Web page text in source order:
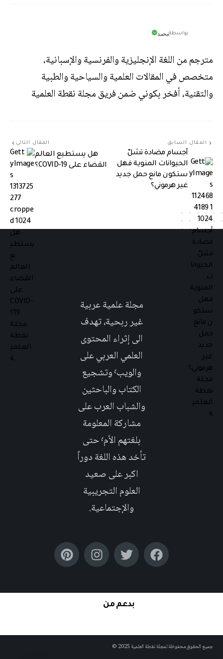
بواسطةمحمد
مترجم من اللغة الإنجليزية والفرنسية والإسبانية،
متخصص في المقالات العلمية والسياحية والطبية
والتقنية، أفخر بكوني ضمن فريق مجلة نقطة العلمية
المقال السابق
أجسام مضادة تشلّ
الحيوانات المنوية فهل
ستكون مانع حمل جديد
غير هرموني؟
المقال التالي
هل يستطيع العالم
القضاء على COVID-19؟
مجلة علمية عربية
غير ربحية، تهدف
الى إثراء المحتوى
العلمي العربي على
والويب٬ وتشجيع
الكتاب والباحثين
والشباب العرب على
مشاركة المعلومة
بلغتهم الأم٬ حتى
تأخد هذه اللغة دوراً
اكبر على صعيد
العلوم التجريبية
والإجتماعية.
بدعم من
جميع الحقوق محفوظة لمجلة نقطة العلمية 2025 ©